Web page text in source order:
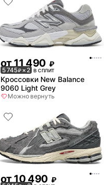
от11 490 ₽
5 745₽× 2 в сплит
Кроссовки New Balance
9060 Light Grey
Можно вернуть
от10 490 ₽